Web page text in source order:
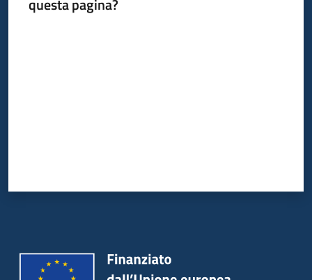
questa pagina?